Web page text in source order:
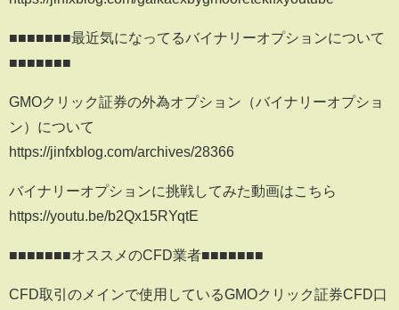
■■■■■■■最近気になってるバイナリーオプションについて
■■■■■■■
GMOクリック証券の外為オプション（バイナリーオプショ
ン）について
https://jinfxblog.com/archives/28366
バイナリーオプションに挑戦してみた動画はこちら
https://youtu.be/b2Qx15RYqtE
■■■■■■■オススメのCFD業者■■■■■■■
CFD取引のメインで使用しているGMOクリック証券CFD口